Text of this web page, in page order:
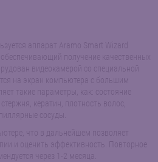
аппарат Aramo Smart Wizard
получение качественных
видеокамерой со специальной
на экран компьютера с большим
такие параметры, как: состояние
кератин, плотность волос,
сосуды.
что в дальнейшем позволяет
и оценить эффективность. Повторное
через 1-2 месяца.